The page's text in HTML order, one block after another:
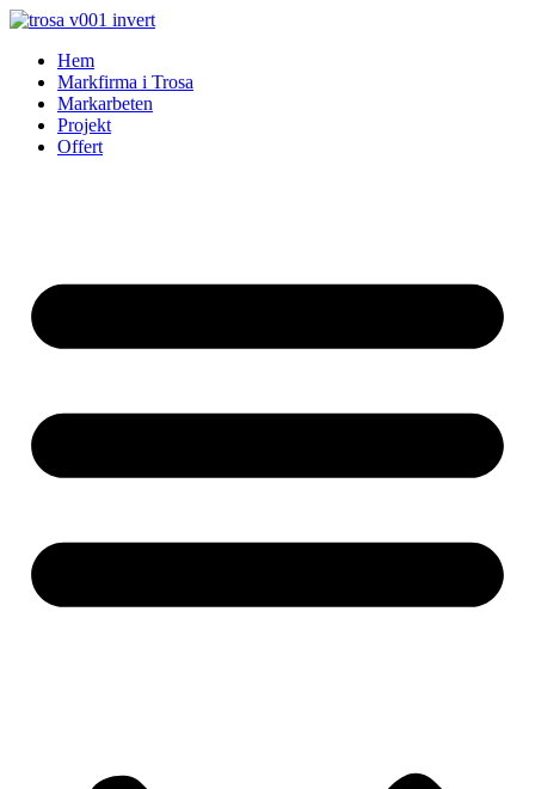
Skip
contentHem
Markfirma i Trosa
Markarbeten
Projekt
Offert